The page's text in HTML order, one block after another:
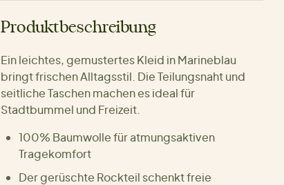
Produktbeschreibung
Ein leichtes, gemustertes Kleid in Marineblau
bringt frischen Alltagsstil. Die Teilungsnaht und
seitliche Taschen machen es ideal für
Stadtbummel und Freizeit.
100% Baumwolle für atmungsaktiven
Tragekomfort
Der gerüschte Rockteil schenkt freie